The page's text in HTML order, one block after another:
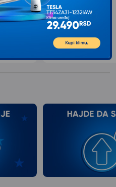
tip: Nosač...
5.24900RSD